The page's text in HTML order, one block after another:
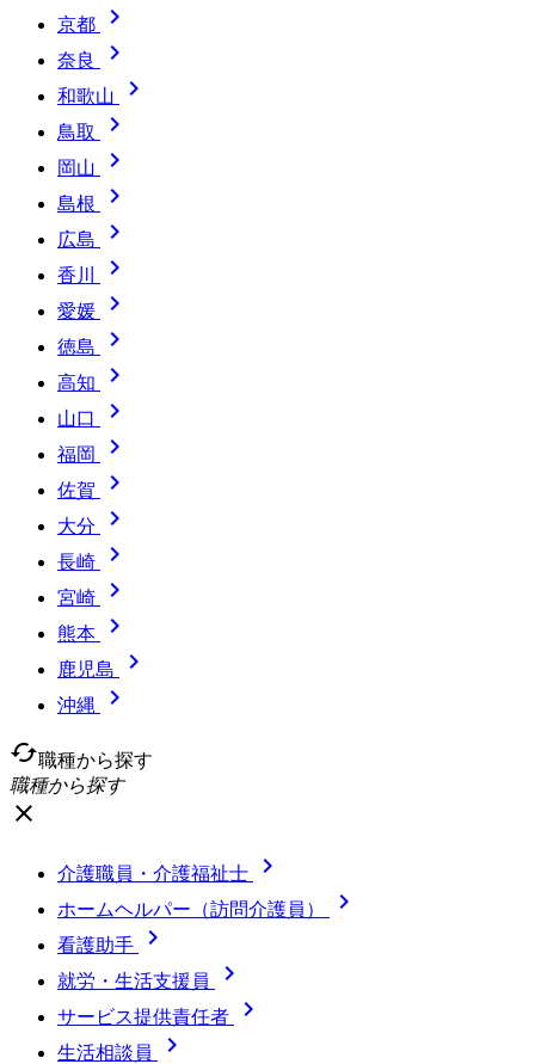
京都 
奈良 
和歌山 
鳥取 
岡山 
島根 
広島 
香川 
愛媛 
徳島 
高知 
山口 
福岡 
佐賀 
大分 
長崎 
宮崎 
熊本 
鹿児島 
沖縄

cached職種から探す
職種から探す
close
介護職員・介護福祉士 
ホームヘルパー（訪問介護員） 
看護助手 
就労・生活支援員 
サービス提供責任者 
生活相談員 